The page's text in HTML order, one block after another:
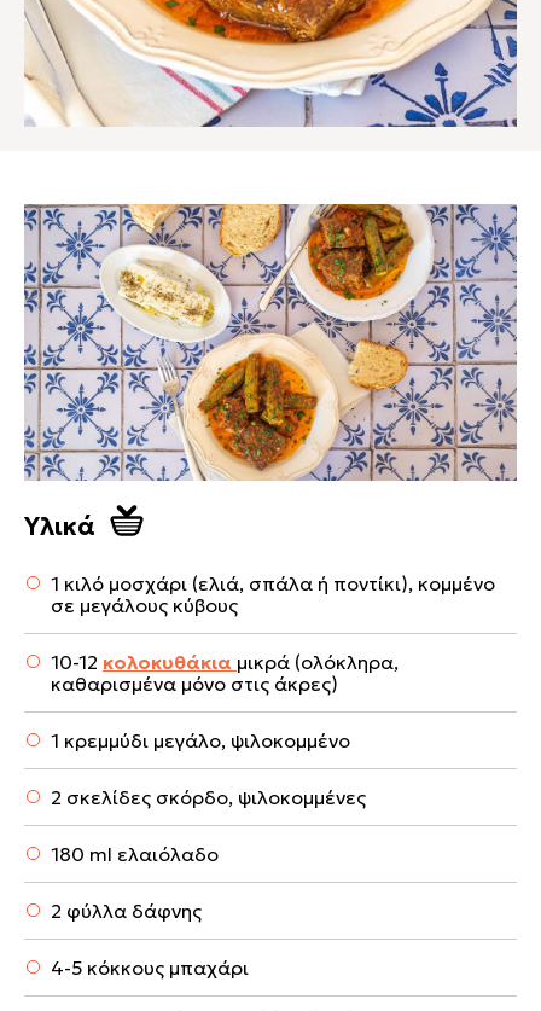
Υλικά
1 κιλό μοσχάρι (ελιά, σπάλα ή ποντίκι), κομμένο
σε μεγάλους κύβους
10-12 κολοκυθάκια μικρά (ολόκληρα,
καθαρισμένα μόνο στις άκρες)
1 κρεμμύδι μεγάλο, ψιλοκομμένο
2 σκελίδες σκόρδο, ψιλοκομμένες
180 ml ελαιόλαδο
2 φύλλα δάφνης
4-5 κόκκους μπαχάρι